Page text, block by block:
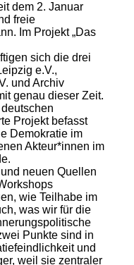
dem 2. Januar
freie
Im Projekt „Das
sich die drei
e.V.,
und Archiv
genau dieser Zeit.
Projekt befasst
Demokratie im
Akteur*innen im
neuen Quellen
wie Teilhabe im
was wir für die
Punkte sind in
und
weil sie zentraler